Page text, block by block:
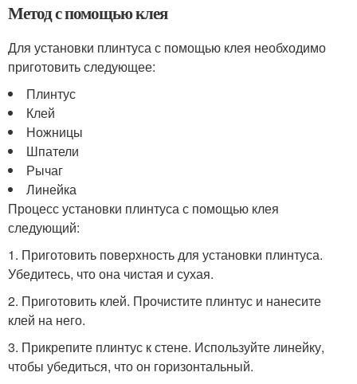
Метод с помощью клея
Для установки плинтуса с помощью клея необходимо
приготовить следующее:
Плинтус
Клей
Ножницы
Шпатели
Рычаг
Линейка
Процесс установки плинтуса с помощью клея
следующий:
1. Приготовить поверхность для установки плинтуса.
Убедитесь, что она чистая и сухая.
2. Приготовить клей. Прочистите плинтус и нанесите
клей на него.
3. Прикрепите плинтус к стене. Используйте линейку,
чтобы убедиться, что он горизонтальный.